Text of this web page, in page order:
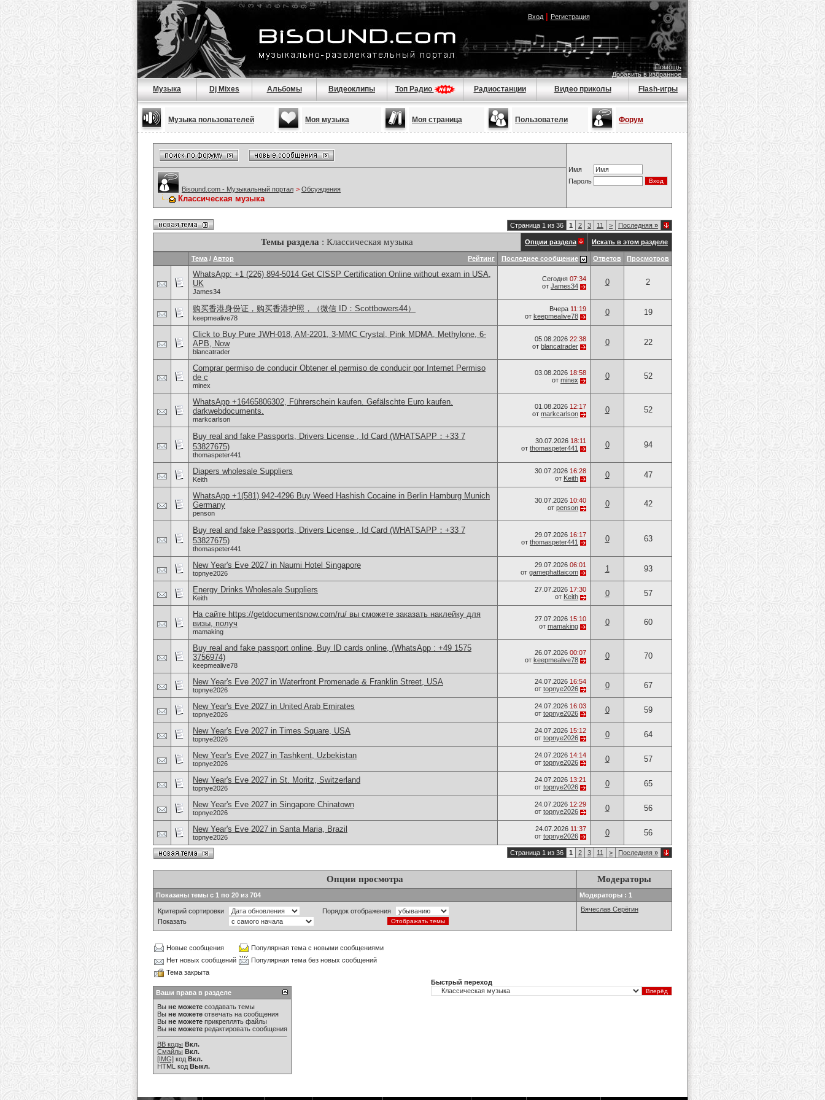
Вход| Регистрация
Помощь
Добавить в избранное
Музыка Dj Mixes Альбомы Видеоклипы Топ Радио Радиостанции Видео приколы Flash-игры
Музыка пользователей Моя музыка Моя страница Пользователи Форум
Имя
Пароль
Bisound.com - Музыкальный портал > Обсуждения
Классическая музыка
Страница 1 из 36 1 2 3 11 > Последняя »
Темы раздела : Классическая музыка Опции раздела Искать в этом разделе
Рейтинг
Тема / Автор Последнее сообщение Ответов Просмотров
WhatsApp: +1 (226) 894-5014​ Get CISSP Certification Online without exam in USA,
UK
James34
Сегодня 07:34
от James34 0 2
购买香港身份证，购买香港护照，（微信 ID：Scottbowers44）
keepmealive78
Вчера 11:19
от keepmealive78 0 19
Click to Buy Pure JWH-018, AM-2201, 3-MMC Crystal, Pink MDMA, Methylone, 6-
APB, Now
blancatrader
05.08.2026 22:38
от blancatrader 0 22
Comprar permiso de conducir Obtener el permiso de conducir por Internet Permiso
de c
minex
03.08.2026 18:58
от minex 0 52
WhatsApp +16465806302, Führerschein kaufen. Gefälschte Euro kaufen.
darkwebdocuments.
markcarlson
01.08.2026 12:17
от markcarlson 0 52
Buy real and fake Passports, Drivers License , Id Card (WHATSAPP：+33 7
53827675)
thomaspeter441
30.07.2026 18:11
от thomaspeter441 0 94
Diapers wholesale Suppliers
Keith
30.07.2026 16:28
от Keith 0 47
WhatsApp +1(581) 942-4296 Buy Weed Hashish Cocaine in Berlin Hamburg Munich
Germany
penson
30.07.2026 10:40
от penson 0 42
Buy real and fake Passports, Drivers License , Id Card (WHATSAPP：+33 7
53827675)
thomaspeter441
29.07.2026 16:17
от thomaspeter441 0 63
New Year's Eve 2027 in Naumi Hotel Singapore
topnye2026
29.07.2026 06:01
от gamephattaicom 1 93
Energy Drinks Wholesale Suppliers
Keith
27.07.2026 17:30
от Keith 0 57
На сайте https://getdocumentsnow.com/ru/ вы сможете заказать наклейку для
визы, получ
mamaking
27.07.2026 15:10
от mamaking 0 60
Buy real and fake passport online, Buy ID cards online, (WhatsApp : +49 1575
3756974)
keepmealive78
26.07.2026 00:07
от keepmealive78 0 70
New Year's Eve 2027 in Waterfront Promenade & Franklin Street, USA
topnye2026
24.07.2026 16:54
от topnye2026 0 67
New Year's Eve 2027 in United Arab Emirates
topnye2026
24.07.2026 16:03
от topnye2026 0 59
New Year's Eve 2027 in Times Square, USA
topnye2026
24.07.2026 15:12
от topnye2026 0 64
New Year's Eve 2027 in Tashkent, Uzbekistan
topnye2026
24.07.2026 14:14
от topnye2026 0 57
New Year's Eve 2027 in St. Moritz, Switzerland
topnye2026
24.07.2026 13:21
от topnye2026 0 65
New Year's Eve 2027 in Singapore Chinatown
topnye2026
24.07.2026 12:29
от topnye2026 0 56
New Year's Eve 2027 in Santa Maria, Brazil
topnye2026
24.07.2026 11:37
от topnye2026 0 56
Страница 1 из 36 1 2 3 11 > Последняя »
Опции просмотра Модераторы
Показаны темы с 1 по 20 из 704 Модераторы : 1
Критерий сортировки
Порядок отображения
Показать
Вячеслав Серёгин
Новые сообщения
Популярная тема с новыми сообщениями
Нет новых сообщений
Популярная тема без новых сообщений
Тема закрыта
Ваши права в разделе
Вы не можете создавать темы
Вы не можете отвечать на сообщения
Вы не можете прикреплять файлы
Вы не можете редактировать сообщения
BB коды Вкл.
Смайлы Вкл.
[IMG] код Вкл.
HTML код Выкл.
Быстрый переход